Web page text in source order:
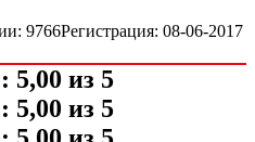
9766Регистрация: 08-06-2017